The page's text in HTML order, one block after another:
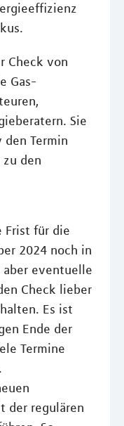
Check von
Gas-
Sie
Termin
den
Frist für die
2024 noch in
eventuelle
Check lieber
Es ist
Ende der
Termine
der regulären